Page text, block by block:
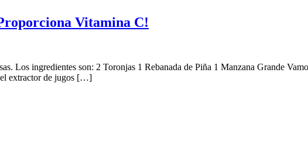
Vitamina C!
Los ingredientes son: 2 Toronjas 1 Rebanada de Piña 1 Manzana Grande
el extractor de jugos […]